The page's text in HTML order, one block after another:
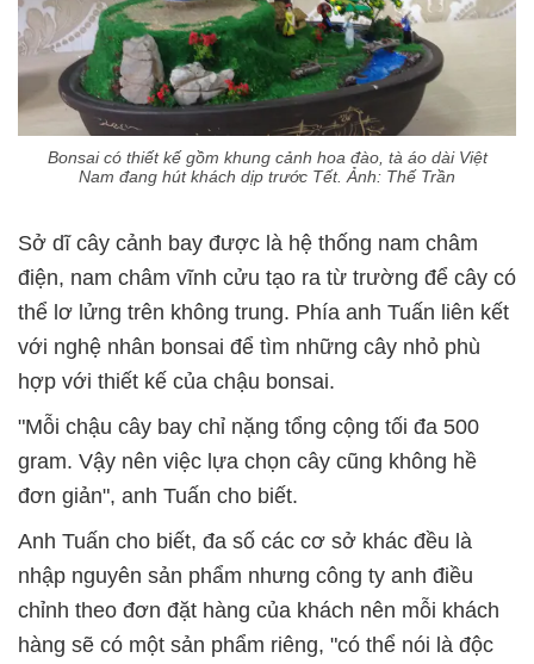
Bonsai có thiết kế gồm khung cảnh hoa đào, tà áo dài Việt
Nam đang hút khách dịp trước Tết. Ảnh: Thế Trần
Sở dĩ cây cảnh bay được là hệ thống nam châm
điện, nam châm vĩnh cửu tạo ra từ trường để cây có
thể lơ lửng trên không trung. Phía anh Tuấn liên kết
với nghệ nhân bonsai để tìm những cây nhỏ phù
hợp với thiết kế của chậu bonsai.
"Mỗi chậu cây bay chỉ nặng tổng cộng tối đa 500
gram. Vậy nên việc lựa chọn cây cũng không hề
đơn giản", anh Tuấn cho biết.
Anh Tuấn cho biết, đa số các cơ sở khác đều là
nhập nguyên sản phẩm nhưng công ty anh điều
chỉnh theo đơn đặt hàng của khách nên mỗi khách
hàng sẽ có một sản phẩm riêng, "có thể nói là độc